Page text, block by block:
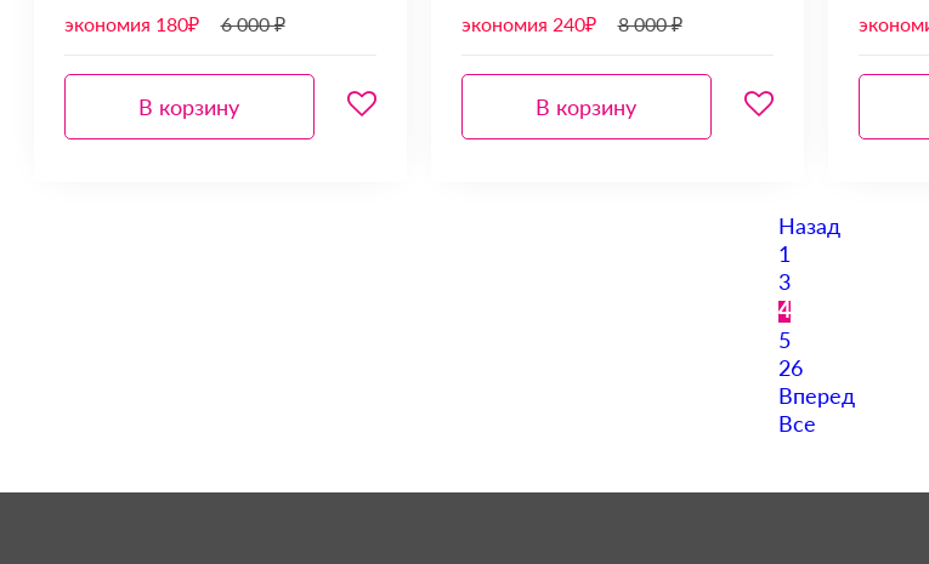
экономия 180₽ 6 000 ₽
В корзину
экономия 240₽ 8 000 ₽
В корзину
Назад
1
3
4
5
26
Вперед
Все